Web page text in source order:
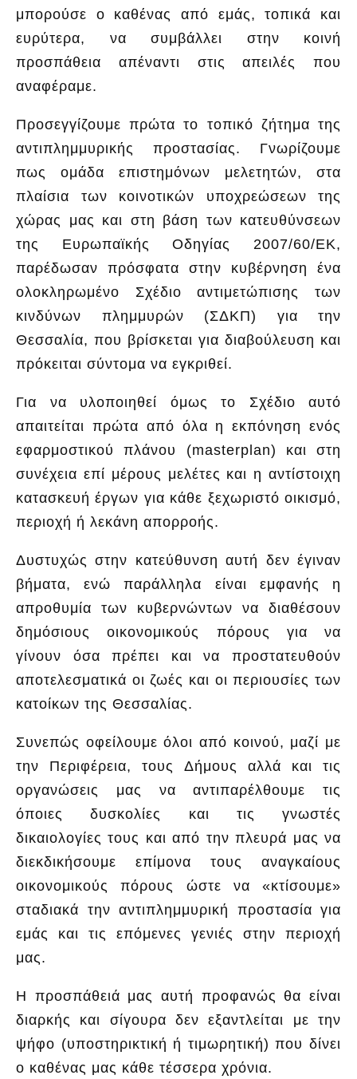
μπορούσε ο καθένας από εμάς, τοπικά και
ευρύτερα, να συμβάλλει στην κοινή
προσπάθεια απέναντι στις απειλές που
αναφέραμε.
Προσεγγίζουμε πρώτα το τοπικό ζήτημα της
αντιπλημμυρικής προστασίας. Γνωρίζουμε
πως ομάδα επιστημόνων μελετητών, στα
πλαίσια των κοινοτικών υποχρεώσεων της
χώρας μας και στη βάση των κατευθύνσεων
της Ευρωπαϊκής Οδηγίας 2007/60/ΕΚ,
παρέδωσαν πρόσφατα στην κυβέρνηση ένα
ολοκληρωμένο Σχέδιο αντιμετώπισης των
κινδύνων πλημμυρών (ΣΔΚΠ) για την
Θεσσαλία, που βρίσκεται για διαβούλευση και
πρόκειται σύντομα να εγκριθεί.
Για να υλοποιηθεί όμως το Σχέδιο αυτό
απαιτείται πρώτα από όλα η εκπόνηση ενός
εφαρμοστικού πλάνου (masterplan) και στη
συνέχεια επί μέρους μελέτες και η αντίστοιχη
κατασκευή έργων για κάθε ξεχωριστό οικισμό,
περιοχή ή λεκάνη απορροής.
Δυστυχώς στην κατεύθυνση αυτή δεν έγιναν
βήματα, ενώ παράλληλα είναι εμφανής η
απροθυμία των κυβερνώντων να διαθέσουν
δημόσιους οικονομικούς πόρους για να
γίνουν όσα πρέπει και να προστατευθούν
αποτελεσματικά οι ζωές και οι περιουσίες των
κατοίκων της Θεσσαλίας.
Συνεπώς οφείλουμε όλοι από κοινού, μαζί με
την Περιφέρεια, τους Δήμους αλλά και τις
οργανώσεις μας να αντιπαρέλθουμε τις
όποιες δυσκολίες και τις γνωστές
δικαιολογίες τους και από την πλευρά μας να
διεκδικήσουμε επίμονα τους αναγκαίους
οικονομικούς πόρους ώστε να «κτίσουμε»
σταδιακά την αντιπλημμυρική προστασία για
εμάς και τις επόμενες γενιές στην περιοχή
μας.
Η προσπάθειά μας αυτή προφανώς θα είναι
διαρκής και σίγουρα δεν εξαντλείται με την
ψήφο (υποστηρικτική ή τιμωρητική) που δίνει
ο καθένας μας κάθε τέσσερα χρόνια.